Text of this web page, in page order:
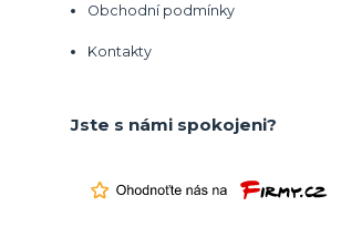
Obchodní podmínky
Kontakty
Jste s námi spokojeni?